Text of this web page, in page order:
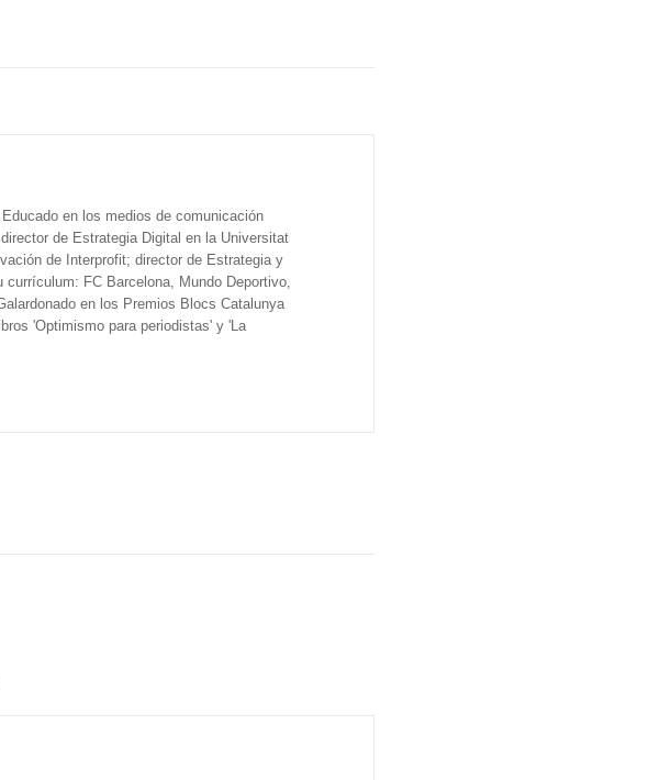
en los medios de comunicación
de Estrategia Digital en la Universitat
de Interprofit; director de Estrategia y
FC Barcelona, Mundo Deportivo,
en los Premios Blocs Catalunya
'Optimismo para periodistas' y 'La